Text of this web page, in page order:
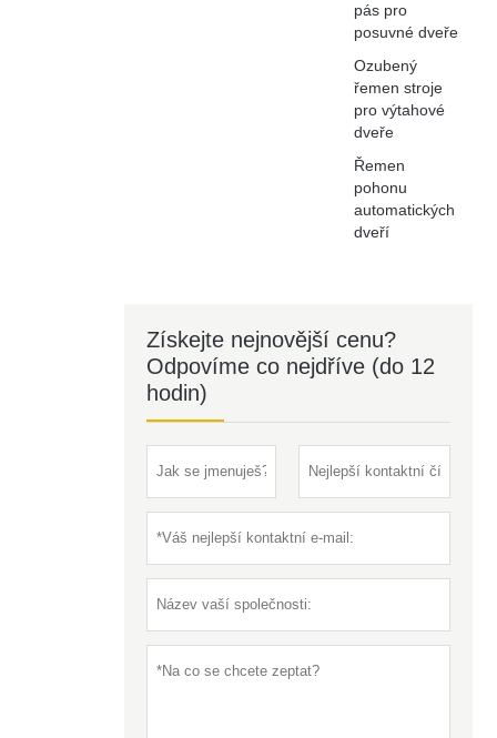
pás pro
posuvné dveře
Ozubený
řemen stroje
pro výtahové
dveře
Řemen
pohonu
automatických
dveří
Získejte nejnovější cenu?
Odpovíme co nejdříve (do 12
hodin)